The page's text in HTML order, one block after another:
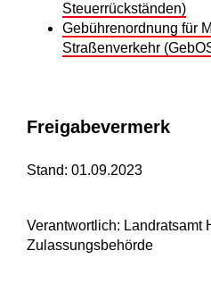
Steuerrückständen)
Gebührenordnung für
Straßenverkehr
Freigabevermerk
Stand: 01.09.2023
Verantwortlich: Landratsamt
Zulassungsbehörde